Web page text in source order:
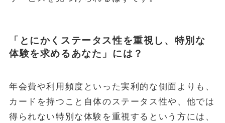
「とにかくステータス性を重視し、特別な
体験を求めるあなた」には？
年会費や利用頻度といった実利的な側面よりも、
カードを持つこと自体のステータス性や、他では
得られない特別な体験を重視するという方には、